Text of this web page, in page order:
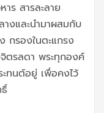
ร สารละลาย
างและนำมาผสมกับ
กรองในตะแกรง
ตรลดา พระทุกองค์
ทนต์อยู่ เพื่อคงไว้